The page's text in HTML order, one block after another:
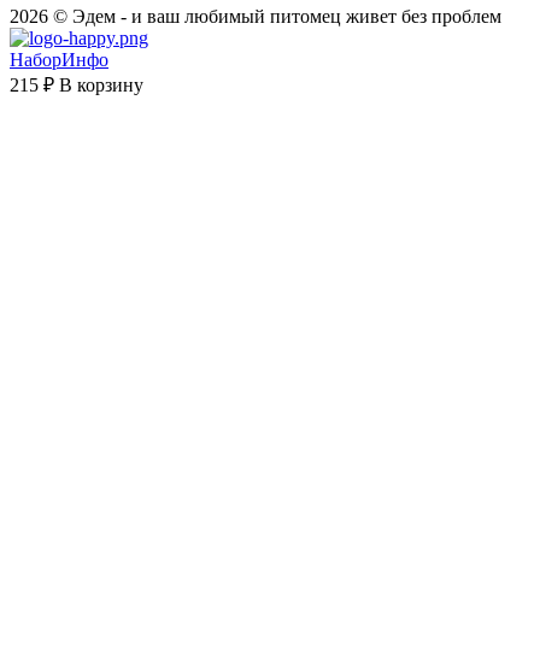
2026 © Эдем - и ваш любимый питомец живет без проблем
НаборИнфо
215 ₽ В корзину